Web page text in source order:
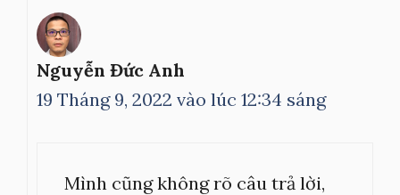
Nguyễn Đức Anh
19 Tháng 9, 2022 vào lúc 12:34 sáng
Mình cũng không rõ câu trả lời,